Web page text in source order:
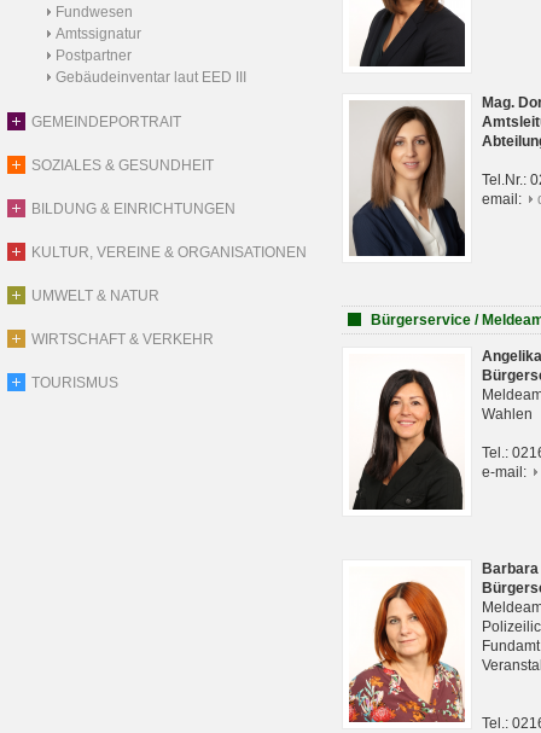
Fundwesen
Amtssignatur
Postpartner
Gebäudeinventar laut EED III
GEMEINDEPORTRAIT
SOZIALES & GESUNDHEIT
BILDUNG & EINRICHTUNGEN
KULTUR, VEREINE & ORGANISATIONEN
UMWELT & NATUR
WIRTSCHAFT & VERKEHR
TOURISMUS
Mag.
Tel.Nr.:
email:
Bürgerservice /
Wahlen
Tel.:
e-mail:
Tel.: